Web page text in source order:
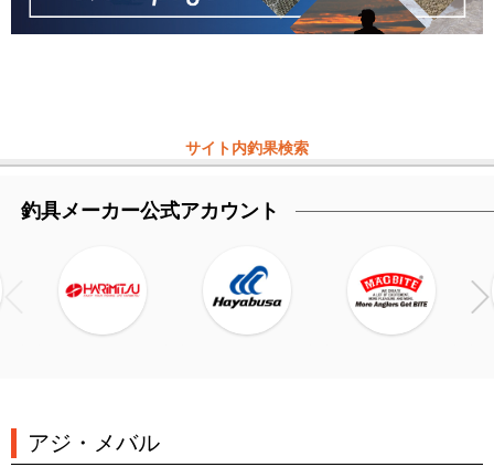
サイト内釣果検索
釣具メーカー公式アカウント
アジ・メバル